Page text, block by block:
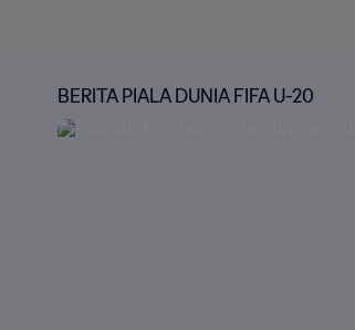
BERITA PIALA DUNIA FIFA U-20